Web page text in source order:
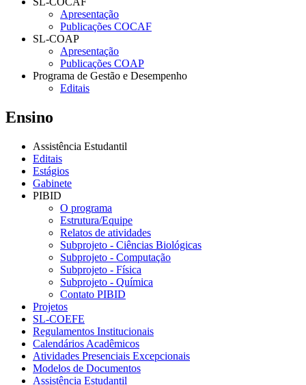
Apresentação
Publicações COCAF
SL-COAP
Apresentação
Publicações COAP
Programa de Gestão e Desempenho
Editais
Ensino
Assistência Estudantil
Editais
Estágios
Gabinete
PIBID
O programa
Estrutura/Equipe
Relatos de atividades
Subprojeto - Ciências Biológicas
Subprojeto - Computação
Subprojeto - Física
Subprojeto - Química
Contato PIBID
Projetos
SL-COEFE
Regulamentos Institucionais
Calendários Acadêmicos
Atividades Presenciais Excepcionais
Modelos de Documentos
Assistência Estudantil